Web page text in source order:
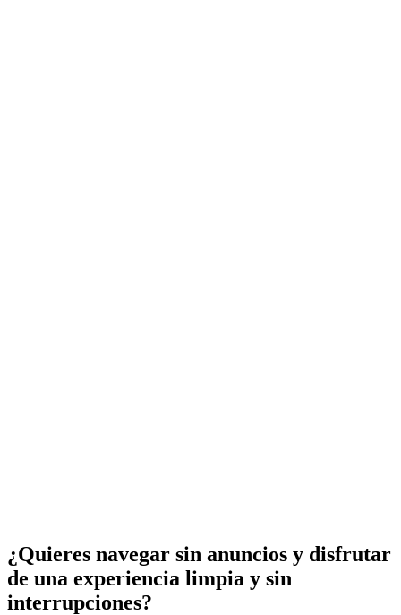
¿Quieres navegar sin anuncios y disfrutar
de una experiencia limpia y sin
interrupciones?